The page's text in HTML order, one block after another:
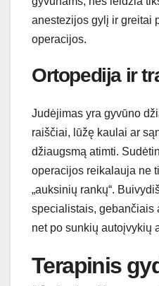
anestezijos gylį ir greitai
operacijos.
Ortopedija ir
Judėjimas yra gyvūno
raiščiai, lūžę kaulai ar
džiaugsmą atimti.
operacijos reikalauja ne
„auksinių rankų“.
specialistais, gebančiais
net po sunkių autoįvykių
Terapinis